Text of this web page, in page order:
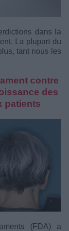
dans la
La plupart du
tant nous les
contre
des
patients
(FDA) a